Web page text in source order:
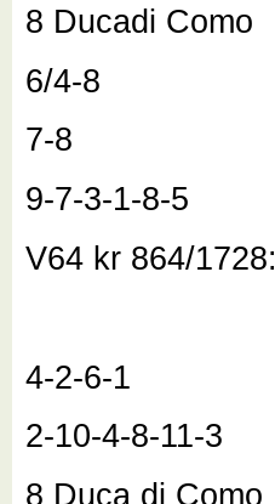
8 Ducadi Como
6/4-8
7-8
9-7-3-1-8-5
V64 kr 864/1728:
4-2-6-1
2-10-4-8-11-3
8 Duca di Como